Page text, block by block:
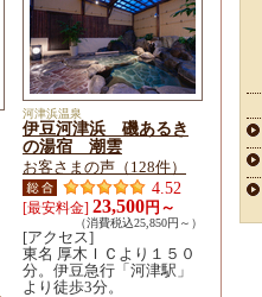
河津浜温泉
伊豆河津浜 磯あるき
の湯宿 潮雲
お客さまの声（128件）
4.52
[最安料金] 23,500円～
（消費税込25,850円～）
[アクセス]
東名 厚木ＩＣより１５０
分。伊豆急行「河津駅」
より徒歩3分。